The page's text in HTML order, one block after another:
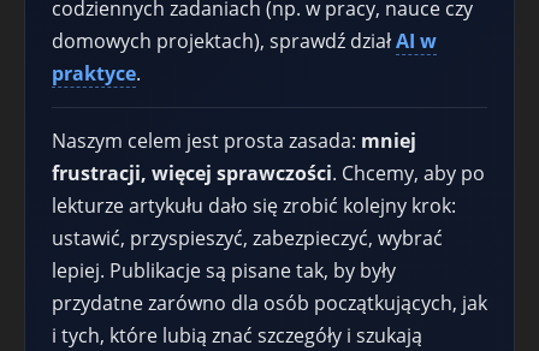
codziennych zadaniach (np. w pracy, nauce czy
domowych projektach), sprawdź działAI w
praktyce.
Naszym celem jest prosta zasada: mniej
frustracji, więcej sprawczości. Chcemy, aby po
lekturze artykułu dało się zrobić kolejny krok:
ustawić, przyspieszyć, zabezpieczyć, wybrać
lepiej. Publikacje są pisane tak, by były
przydatne zarówno dla osób początkujących, jak
i tych, które lubią znać szczegóły i szukają